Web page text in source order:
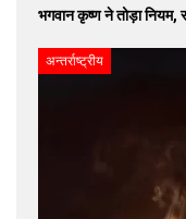
भगवान कृष्ण ने तोड़ा नियम,
अन्तर्राष्ट्रीय